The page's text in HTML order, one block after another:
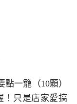
一籠（10顆）
！只是店家愛搞